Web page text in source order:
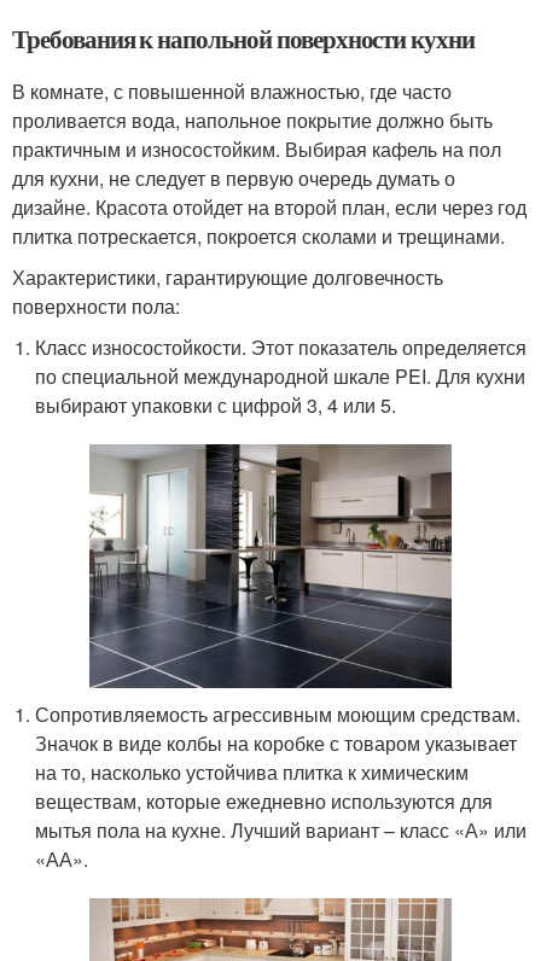
Требования к напольной поверхности кухни
В комнате, с повышенной влажностью, где часто
проливается вода, напольное покрытие должно быть
практичным и износостойким. Выбирая кафель на пол
для кухни, не следует в первую очередь думать о
дизайне. Красота отойдет на второй план, если через год
плитка потрескается, покроется сколами и трещинами.
Характеристики, гарантирующие долговечность
поверхности пола:
Класс износостойкости. Этот показатель определяется
по специальной международной шкале PEI. Для кухни
выбирают упаковки с цифрой 3, 4 или 5.
Сопротивляемость агрессивным моющим средствам.
Значок в виде колбы на коробке с товаром указывает
на то, насколько устойчива плитка к химическим
веществам, которые ежедневно используются для
мытья пола на кухне. Лучший вариант – класс «А» или
«АА».